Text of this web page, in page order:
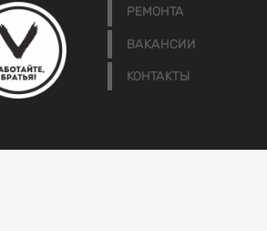
РЕМОНТА
ВАКАНСИИ
КОНТАКТЫ